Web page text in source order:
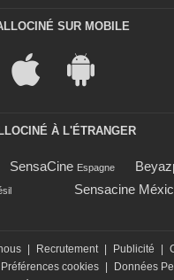
SUR MOBILE
À L'ÉTRANGER
SensaCine Espagne
Sensacine
Recrutement Publicité
Préférences cookies Données